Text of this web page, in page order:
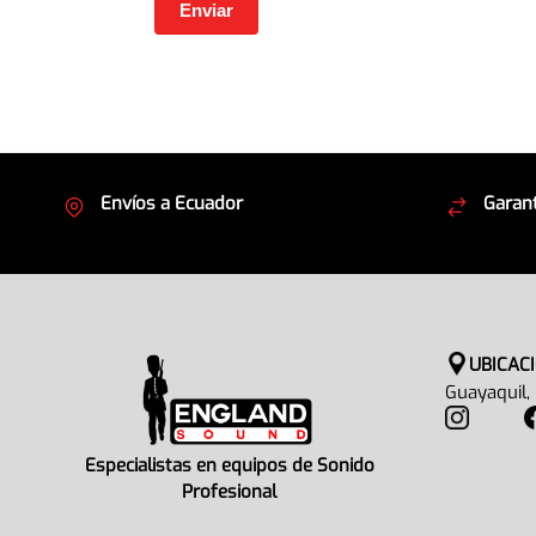
Envíos a Ecuador
Especialistas en equipos de Sonido
Profesional